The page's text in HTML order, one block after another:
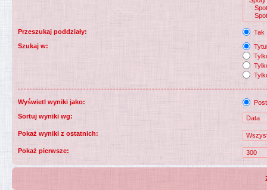
Przeszukaj poddziały:
Tak
Szukaj w:
Wyświetl wyniki jako:
Sortuj wyniki wg:
Pokaż wyniki z ostatnich:
Pokaż pierwsze: